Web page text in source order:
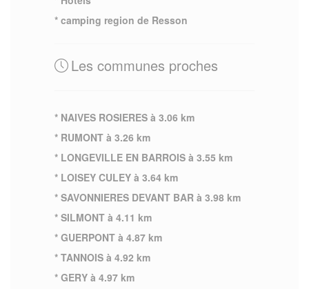
* camping region de Resson
Les communes proches
* NAIVES ROSIERES à 3.06 km
* RUMONT à 3.26 km
* LONGEVILLE EN BARROIS à 3.55 km
* LOISEY CULEY à 3.64 km
* SAVONNIERES DEVANT BAR à 3.98 km
* SILMONT à 4.11 km
* GUERPONT à 4.87 km
* TANNOIS à 4.92 km
* GERY à 4.97 km